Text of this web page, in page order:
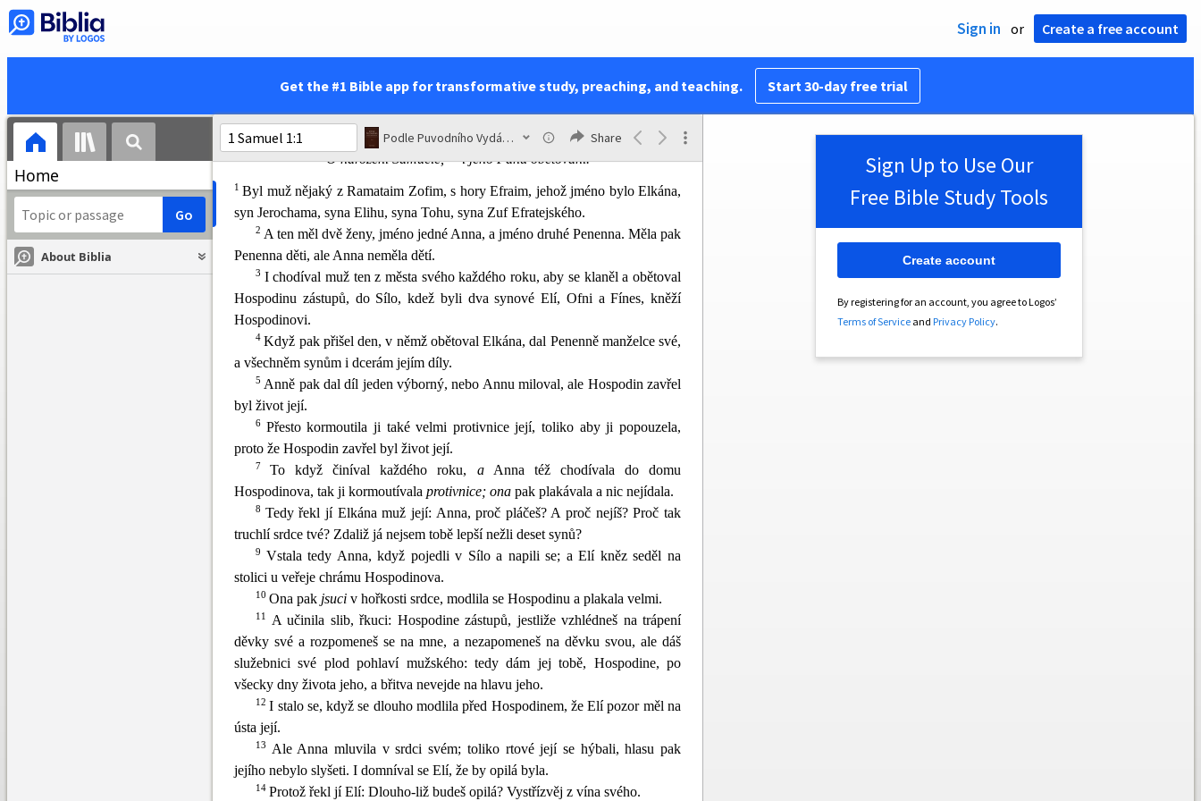
Sign in or Create a free account
Get the #1 Bible app for transformative study, preaching, and teaching. Start 30-day free trial
Home
About Biblia
Podle Puvodního Vydání Kralického Share
KAPITOLA 1
O narození Samuele, i jeho Pánu obětování.
1Byl muž nějaký z Ramataim Zofim, s hory Efraim, jehož jméno bylo Elkána,
syn Jerochama, syna Elihu, syna Tohu, syna Zuf Efratejského.
2 A ten měl dvě ženy, jméno jedné Anna, a jméno druhé Penenna. Měla pak
Penenna děti, ale Anna neměla dětí.
3 I chodíval muž ten z města svého každého roku, aby se klaněl a obětoval
Hospodinu zástupů, do Sílo, kdež byli dva synové Elí, Ofni a Fínes, kněží
Hospodinovi.
4Když pak přišel den, v němž obětoval Elkána, dal Penenně manželce své,
a všechněm synům i dcerám jejím díly.
5 Anně pak dal díl jeden výborný, nebo Annu miloval, ale Hospodin zavřel
byl život její.
6 Přesto kormoutila ji také velmi protivnice její, toliko aby ji popouzela,
proto že Hospodin zavřel byl život její.
7To když činíval každého roku, aAnna též chodívala do domu
Hospodinova, tak ji kormoutívala protivnice; ona pak plakávala a nic nejídala.
8 Tedy řekl jí Elkána muž její: Anna, proč pláčeš? A proč nejíš? Proč tak
truchlí srdce tvé? Zdaliž já nejsem tobě lepší nežli deset synů?
9 Vstala tedy Anna, když pojedli v Sílo a napili se; a Elí kněz seděl na
stolici u veřeje chrámu Hospodinova.
10 Ona pak jsuci v hořkosti srdce, modlila se Hospodinu a plakala velmi.
11
A učinila slib, řkuci: Hospodine zástupů, jestliže vzhlédneš na trápení
děvky své a rozpomeneš se na mne, a nezapomeneš na děvku svou, ale dáš
služebnici své plod pohlaví mužského: tedy dám jej tobě, Hospodine, po
všecky dny života jeho, a břitva nevejde na hlavu jeho.
12I stalo se, když se dlouho modlila před Hospodinem, že Elí pozor mělna
ústa její.
13
Ale Anna mluvila v srdci svém; toliko rtové její se hýbali, hlasu pak
jejího nebylo slyšeti. I domníval se Elí, že by opilá byla.
14 Protož řekl jí Elí: Dlouho-liž budeš opilá? Vystřízvěj z vína svého.
Sign Up to Use Our
Free Bible Study Tools
By registering for an account, you agree to Logos’
Terms of Serviceand Privacy Policy.
Create account